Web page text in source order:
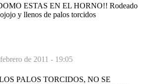
ESTAS EN EL HORNO!! Rodeado
y llenos de palos torcidos
de 2011 - 19:05
PALOS TORCIDOS, NO SE